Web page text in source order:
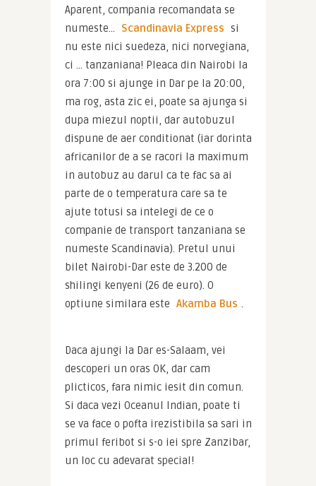
Aparent, compania recomandata se
numeste…
Scandinavia Express si
nu este nici suedeza, nici norvegiana,
ci … tanzaniana! Pleaca din Nairobi la
ora 7:00 si ajunge in Dar pe la 20:00,
ma rog, asta zic ei, poate sa ajunga si
dupa miezul noptii, dar autobuzul
dispune de aer conditionat (iar dorinta
africanilor de a se racori la maximum
in autobuz au darul ca te fac sa ai
parte de o temperatura care sa te
ajute totusi sa intelegi de ce o
companie de transport tanzaniana se
numeste Scandinavia). Pretul unui
bilet Nairobi-Dar este de 3.200 de
shilingi kenyeni (26 de euro). O
optiune similara este Akamba Bus .
Daca ajungi la Dar es-Salaam, vei
descoperi un oras OK, dar cam
plicticos, fara nimic iesit din comun.
Si daca vezi Oceanul Indian, poate ti
se va face o pofta irezistibila sa sari in
primul feribot si s-o iei spre Zanzibar,
un loc cu adevarat special!